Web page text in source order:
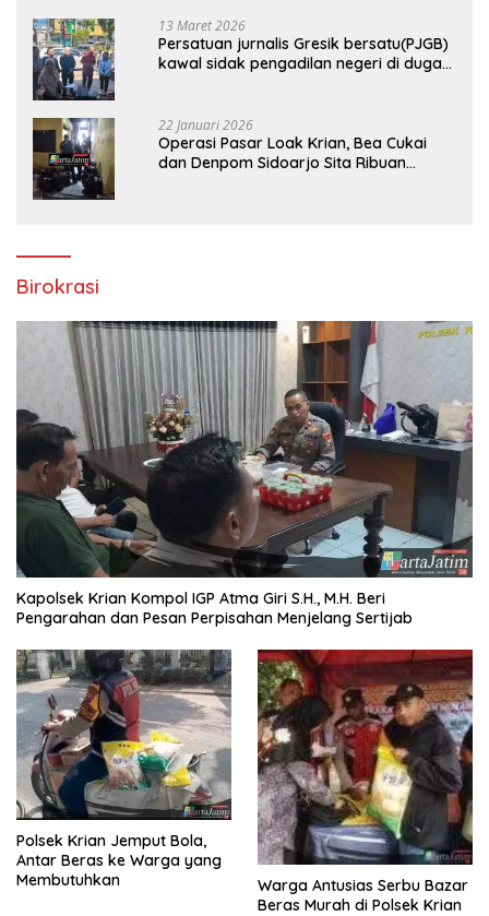
13 Maret 2026
Persatuan jurnalis Gresik bersatu(PJGB)
kawal sidak pengadilan negeri di duga
22 Januari 2026
Operasi Pasar Loak Krian, Bea Cukai
dan Denpom Sidoarjo Sita Ribuan
Birokrasi
Kapolsek Krian Kompol IGP Atma Giri S.H., M.H. Beri
Pengarahan dan Pesan Perpisahan Menjelang Sertijab
Polsek Krian Jemput Bola,
Antar Beras ke Warga yang
Membutuhkan
Warga Antusias Serbu Bazar
Beras Murah di Polsek Krian